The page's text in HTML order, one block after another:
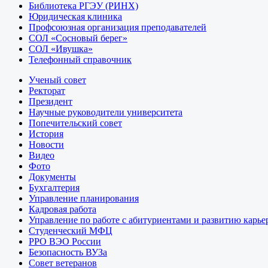
Библиотека РГЭУ (РИНХ)
Юридическая клиника
Профсоюзная организация преподавателей
СОЛ «Сосновый берег»
СОЛ «Ивушка»
Телефонный справочник
Ученый совет
Ректорат
Президент
Научные руководители университета
Попечительский совет
История
Новости
Видео
Фото
Документы
Бухгалтерия
Управление планирования
Кадровая работа
Управление по работе с абитуриентами и развитию
Студенческий МФЦ
РРО ВЭО России
Безопасность ВУЗа
Совет ветеранов